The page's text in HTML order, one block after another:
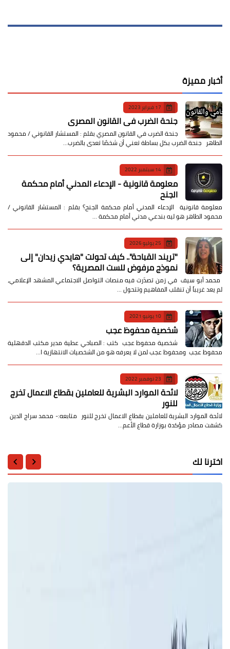
أخبار مميزة
17 فبراير 2023
جنحة الضرب في القانون المصري
جنحة الضرب في القانون المصري بقلم : المستشار القانوني / محمود
الطاهر جنحة الضرب بكل بساطة تعني أن شخصًا تعدى بالضرب…
14 سبتمبر 2022
معلومة قانونية - الإدعاء المدني أمام محكمة
الجنح
معلومة قانونية الإدعاء المدني أمام محكمة الجنح؟ بقلم : المستشار القانوني /
محمود الطاهر هو ليه بندعي مدني أمام محكمة …
25 يوليو 2026
​"تريند القباحة".. كيف تحولت "هايدي زيدان" إلى
نموذج مرفوض للست المصرية؟
​ محمد أبو سيف ​في زمن تصدّرت فيه منصات التواصل الاجتماعي المشهد الإعلامي،
لم يعد غريباً أن تنقلب المفاهيم وتتحول …
10 يونيو 2021
شخصية محفوظ عجب
شخصية محفوظ عجب كتب : الصباحي عطية مدير مكتب الدقهلية
محفوظ عجب ومحفوظ عجب لمن لا يعرفه هو من الشخصيات الانتهازية ا…
23 نوفمبر 2022
لائحة الموارد البشرية للعاملين بقطاع الاعمال تخرج
للنور
لائحة الموارد البشرية للعاملين بقطاع الاعمال تخرج للنور متابعه:- محمد سراج الدين
كشفت مصادر مؤكدة بوزارة قطاع الأعم…
اخترنا لك